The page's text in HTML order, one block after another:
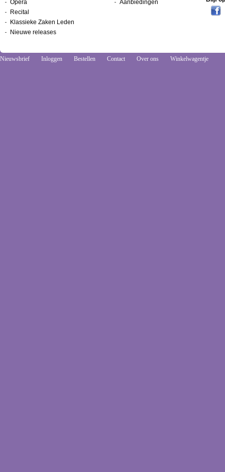
Opera
Recital
Klassieke Zaken Leden
Nieuwe releases
Aanbiedingen
Nieuwsbrief Inloggen Bestellen Contact Over ons Winkelwagentje